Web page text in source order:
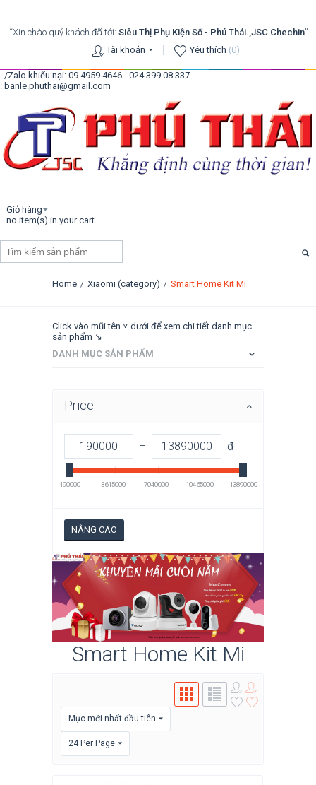
“Xin chào quý khách đã tới: Siêu Thị Phụ Kiện Số - Phú Thái.,JSC Chechin”
Tài khoản
Yêu thích (0)
. /Zalo khiếu nại: 09 4959 4646 - 024 399 08 337
: banle.phuthai@gmail.com
Giỏ hàng
no item(s) in your cart
Home / Xiaomi (category) / Smart Home Kit Mi
Click vào mũi tên ˅ dưới để xem chi tiết danh mục
sản phẩm ↘
DANH MỤC SẢN PHẨM
Price
– đ
190000 3615000 7040000 10465000 13890000
NÂNG CAO
Smart Home Kit Mi
Mục mới nhất đầu tiên
24 Per Page